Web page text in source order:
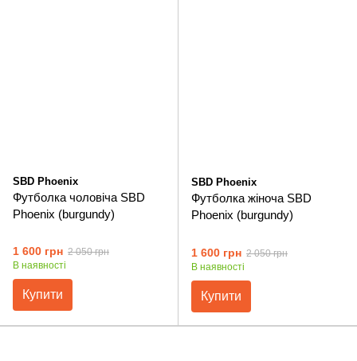
SBD Phoenix
Футболка чоловіча SBD
Phoenix (burgundy)
1 600 грн 2 050 грн
В наявності
Купити
SBD Phoenix
Футболка жіноча SBD
Phoenix (burgundy)
1 600 грн 2 050 грн
В наявності
Купити